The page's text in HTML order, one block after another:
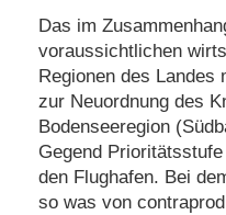
Das im
voraussichtlichen
Regionen des Landes
zur Neuordnung des
Bodenseeregion
Gegend
den Flughafen. Bei
so was von